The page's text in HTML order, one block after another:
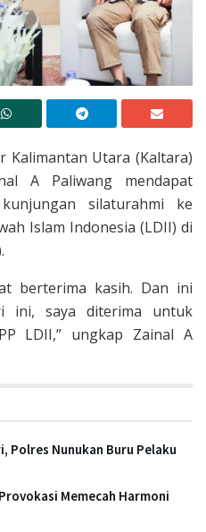
Kalimantan Utara (Kaltara)
A Paliwang mendapat
silaturahmi ke
Islam Indonesia (LDII) di
berterima kasih. Dan ini
ini, saya diterima untuk
LDII,” ungkap Zainal A
Nunukan Buru Pelaku
Memecah Harmoni